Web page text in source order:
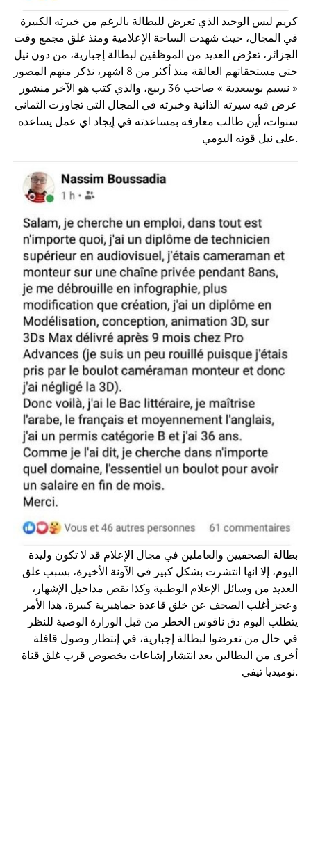
كريم ليس الوحيد الذي تعرض للبطالة بالرغم من خبرته الكبيرة
في المجال، حيث شهدت الساحة الإعلامية ومنذ غلق مجمع وقت
الجزائر، تعرُض العديد من الموظفين لبطالة إجبارية، من دون نيل
حتى مستحقاتهم العالقة منذ أكثر من 8 اشهر، نذكر منهم المصور
« نسيم بوسعدية » صاحب 36 ربيع، والذي كتب هو الآخر منشور
عرض فيه سيرته الذاتية وخبرته في المجال التي تجاوزت الثماني
سنوات، أين طالب معارفه بمساعدته في إيجاد اي عمل يساعده
على نيل قوته اليومي.
بطالة الصحفيين والعاملين في مجال الإعلام قد لا تكون وليدة
اليوم، إلا انها انتشرت بشكل كبير في الآونة الأخيرة، بسبب غلق
العديد من وسائل الإعلام الوطنية وكذا نقص مداخيل الإشهار،
وعجز أغلب الصحف عن خلق قاعدة جماهيرية كبيرة، هذا الأمر
يتطلب اليوم دق ناقوس الخطر من قبل الوزارة الوصية للنظر
في حال من تعرضوا لبطالة إجبارية، في إنتظار وصول قافلة
أخرى من البطالين بعد انتشار إشاعات بخصوص قرب غلق قناة
نوميديا تيفي.